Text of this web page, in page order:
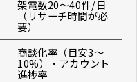
架電数20〜40件/日
（リサーチ時間が必
要）
商談化率（目安3〜
10%）・アカウント
進捗率